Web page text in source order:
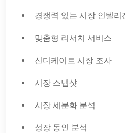
경쟁력 있는 시장 인텔리
맞춤형 리서치 서비스
신디케이트 시장 조사
시장 스냅샷
시장 세분화 분석
성장 동인 분석